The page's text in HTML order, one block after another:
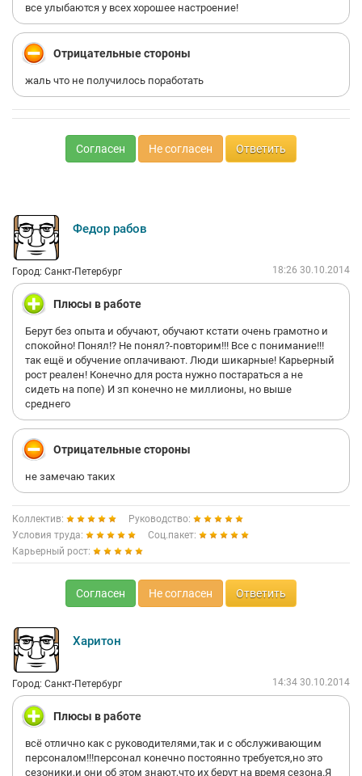
все улыбаются у всех хорошее настроение!
Отрицательные стороны
жаль что не получилось поработать
Согласен Не согласен Ответить
Федор рабов
Город: Санкт-Петербург 18:26 30.10.2014
Плюсы в работе
Берут без опыта и обучают, обучают кстати очень грамотно и
спокойно! Понял!? Не понял?-повторим!!! Все с понимание!!!
так ещё и обучение оплачивают. Люди шикарные! Карьерный
рост реален! Конечно для роста нужно постараться а не
сидеть на попе) И зп конечно не миллионы, но выше
среднего
Отрицательные стороны
не замечаю таких
Коллектив:
Руководство:
Условия труда:
Соц.пакет:
Карьерный рост:
Согласен Не согласен Ответить
Харитон
Город: Санкт-Петербург 14:34 30.10.2014
Плюсы в работе
всё отлично как с руководителями,так и с обслуживающим
персоналом!!!персонал конечно постоянно требуется,но это
сезоники,и они об этом знают,что их берут на время сезона.Я